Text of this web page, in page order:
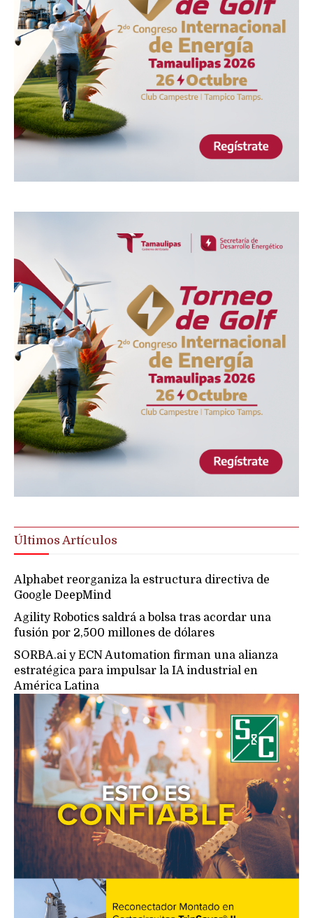
Últimos Artículos
Alphabet reorganiza la estructura directiva de
Google DeepMind
Agility Robotics saldrá a bolsa tras acordar una
fusión por 2,500 millones de dólares
SORBA.ai y ECN Automation firman una alianza
estratégica para impulsar la IA industrial en
América Latina